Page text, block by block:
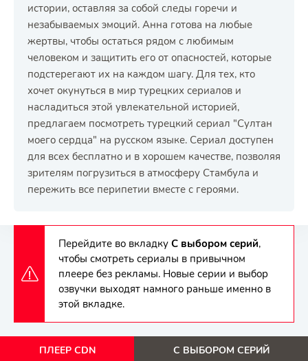
истории, оставляя за собой следы горечи и
незабываемых эмоций. Анна готова на любые
жертвы, чтобы остаться рядом с любимым
человеком и защитить его от опасностей, которые
подстерегают их на каждом шагу. Для тех, кто
хочет окунуться в мир турецких сериалов и
насладиться этой увлекательной историей,
предлагаем посмотреть турецкий сериал "Султан
моего сердца" на русском языке. Сериал доступен
для всех бесплатно и в хорошем качестве, позволяя
зрителям погрузиться в атмосферу Стамбула и
пережить все перипетии вместе с героями.
Перейдите во вкладку С выбором серий,
чтобы смотреть сериалы в привычном
плеере без рекламы. Новые серии и выбор
озвучки выходят намного раньше именно в
этой вкладке.
ПЛЕЕР CDN С ВЫБОРОМ СЕРИЙ